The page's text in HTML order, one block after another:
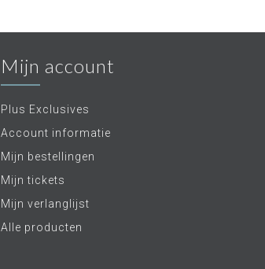
Mijn account
Plus Exclusives
Account informatie
Mijn bestellingen
Mijn tickets
Mijn verlanglijst
Alle producten